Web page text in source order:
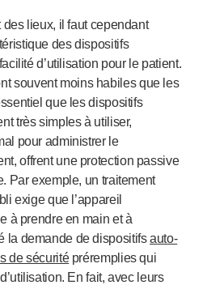
lieux, il faut cependant
des dispositifs
d’utilisation pour le patient.
souvent moins habiles que les
que les dispositifs
très simples à utiliser,
pour administrer le
offrent une protection passive
Par exemple, un traitement
exige que l’appareil
à prendre en main et à
la demande de dispositifsauto-
de sécuritépréremplies qui
En fait, avec leurs